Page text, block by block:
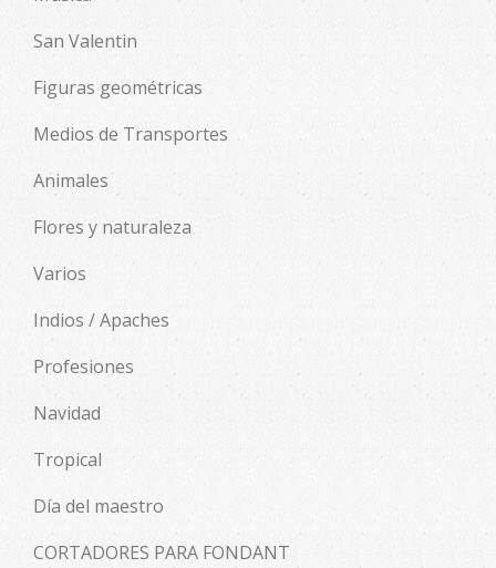
San Valentin
Figuras geométricas
Medios de Transportes
Animales
Flores y naturaleza
Varios
Indios / Apaches
Profesiones
Navidad
Tropical
Día del maestro
CORTADORES PARA FONDANT